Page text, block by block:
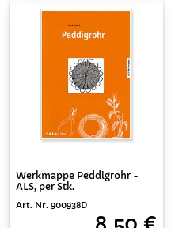
Werkmappe Peddigrohr -
ALS, per Stk.
Art. Nr. 900938D